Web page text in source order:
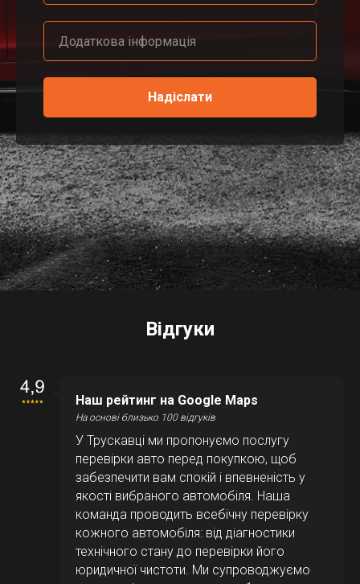
Надіслати
Відгуки
Наш рейтинг на Google Maps
На основі близько 100 відгуків
У Трускавці ми пропонуємо послугу
перевірки авто перед покупкою, щоб
забезпечити вам спокій і впевненість у
якості вибраного автомобіля. Наша
команда проводить всебічну перевірку
кожного автомобіля: від діагностики
технічного стану до перевірки його
юридичної чистоти. Ми супроводжуємо